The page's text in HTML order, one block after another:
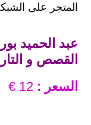
المتجر على
عبد الحميد
القصص و
السعر :